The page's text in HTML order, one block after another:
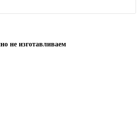
не изготавливаем